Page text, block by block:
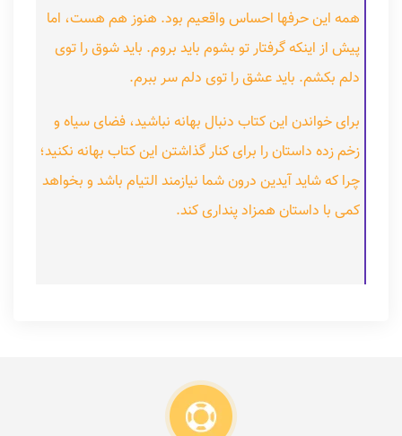
همه این حرفها احساس واقعیم بود. هنوز هم هست، اما
پیش از اینکه گرفتار تو بشوم باید بروم. باید شوق را توی
دلم بکشم. باید عشق را توی دلم سر ببرم.
برای خواندن این کتاب دنبال بهانه نباشید، فضای سیاه و
زخم زده داستان را برای کنار گذاشتن این کتاب بهانه نکنید؛
چرا که شاید آیدین درون شما نیازمند التیام باشد و بخواهد
کمی با داستان همزاد پنداری کند.